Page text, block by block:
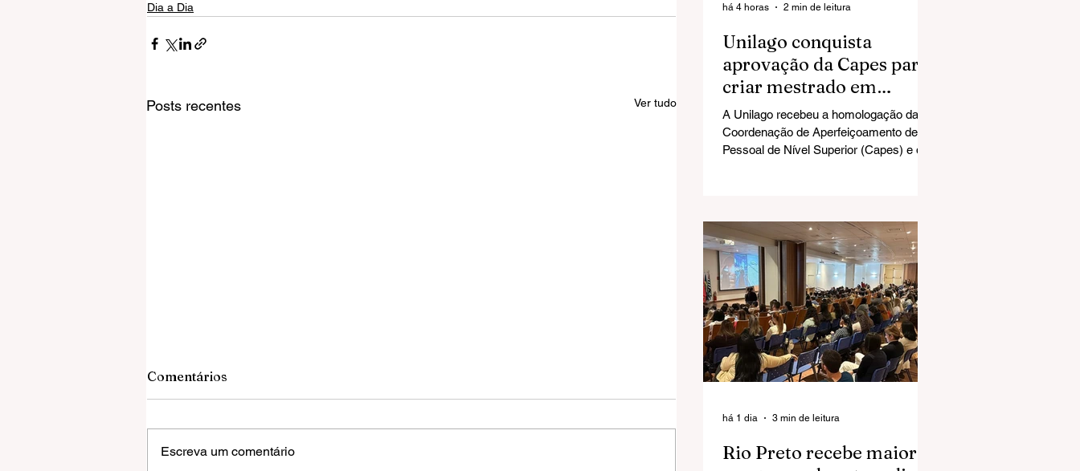
Dia a Dia
Posts recentes Ver tudo
Comentários
Escreva um comentário
Unilago conquista
aprovação da Capes para
criar mestrado em
Ciências da Saúde
A Unilago recebeu a homologação da
Coordenação de Aperfeiçoamento de
Pessoal de Nível Superior (Capes) e do
há 4 horas 2 min de leitura
Rio Preto recebe maior
há 1 dia 3 min de leitura